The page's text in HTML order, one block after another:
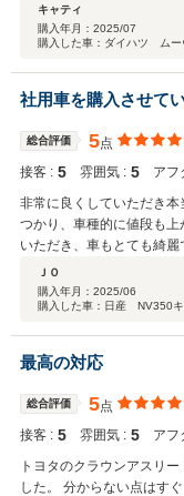
キャティ
購入年月： 2025/07
購入した車：ダイハツ ム
社用車を購入させて
総合評価 5点
接客 : 5 雰囲気 : 5 アフ
非常に良くしていただき
つかり、車種的に値段も
いただき、車もとても綺
も含めて、この先またお
た。
ＪＯ
購入年月： 2025/06
購入した車：日産 NV350
最高の対応
総合評価 5点
接客 : 5 雰囲気 : 5 アフ
トヨタのクラウンアスリートを購入した。 対応
した。 分からない点はす